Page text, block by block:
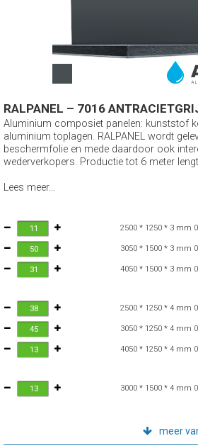
RALPANEL – 7016
Aluminium composiet panelen: kunststof
aluminium toplagen. RALPANEL wordt
beschermfolie en mede daardoor ook
wederverkopers. Productie tot 6 meter
Lees meer...
2500 * 1250 * 3 mm
3050 * 1500 * 3 mm
4050 * 1500 * 3 mm
2500 * 1250 * 4 mm
3050 * 1250 * 4 mm
4050 * 1250 * 4 mm
3000 * 1500 * 4 mm
meer